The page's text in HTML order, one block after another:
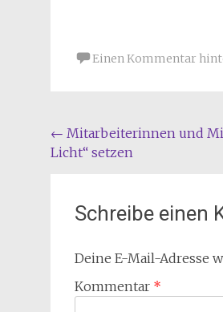
Name *
E-Mail-Adresse